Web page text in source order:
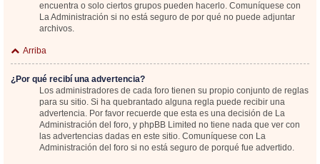
encuentra o solo ciertos grupos pueden hacerlo. Comuníquese con
La Administración si no está seguro de por qué no puede adjuntar
archivos.
Arriba
¿Por qué recibí una advertencia?
Los administradores de cada foro tienen su propio conjunto de reglas
para su sitio. Si ha quebrantado alguna regla puede recibir una
advertencia. Por favor recuerde que esta es una decisión de La
Administración del foro, y phpBB Limited no tiene nada que ver con
las advertencias dadas en este sitio. Comuníquese con La
Administración del foro si no está seguro de porqué fue advertido.